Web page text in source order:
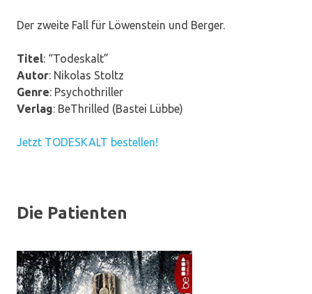
Der zweite Fall für Löwenstein und Berger.
Titel: “Todeskalt”
Autor: Nikolas Stoltz
Genre: Psychothriller
Verlag: BeThrilled (Bastei Lübbe)
Jetzt TODESKALT bestellen!
Die Patienten